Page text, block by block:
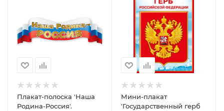
Плакат-полоска 'Наша
Родина-Россия'.
Мини-плакат
'Государственный герб